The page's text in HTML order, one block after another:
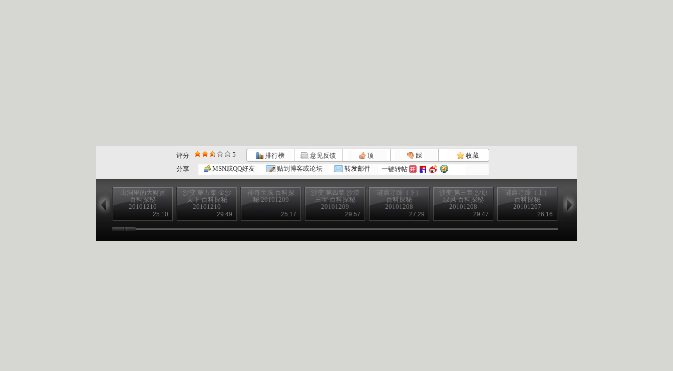
评分 5 排行榜 意见反馈 顶 踩
收藏
分享
MSN或QQ好友 贴到博客或论坛 转发邮件 一键转帖
山洞里的大财富
百科探秘
20101210
25:10
沙变 第五集 金沙
天下 百科探秘
20101210
29:49
神奇宝珠 百科探
秘 20101209
25:17
沙变 第四集 沙漠
三宝 百科探秘
20101209
29:57
谜窟寻踪（下）
百科探秘
20101208
27:29
沙变 第三集 沙原
绿风 百科探秘
20101208
29:47
谜窟寻踪（上）
百科探秘
20101207
26:16
望金 百科探秘